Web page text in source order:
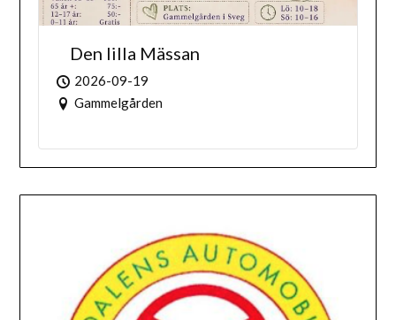
Den lilla Mässan
2026-09-19
Gammelgården